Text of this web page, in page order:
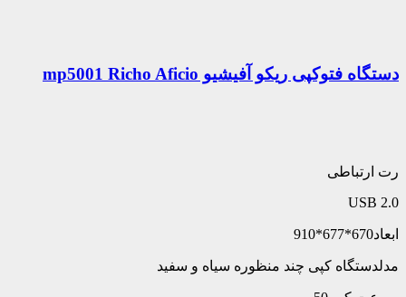
دستگاه فتوکپی ریکو آفیشیو mp5001 Richo Aficio
رت ارتباطی
USB 2.0
ابعاد670*677*910
مدلدستگاه کپی چند منظوره سیاه و سفید